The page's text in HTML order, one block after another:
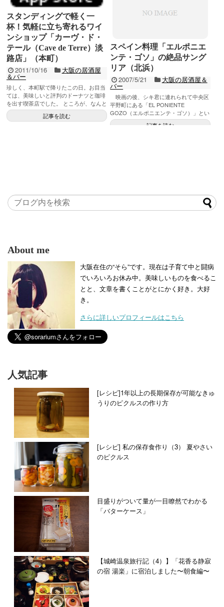
2014/2/1 大阪の居酒屋＆バ
ー
グランフロントのうめきたセラーをぶら
ぶらしていた時に、ふとワインショップ
「エノテカ」のカフェ＆バーのメニュー
に「ホットワイン」の文字を発見。もう
私ホットワイン...記事を読む
スタンディングで軽く一
杯！気軽に立ち寄れるワイ
ンショップ「カーヴ・ド・
テール（Cave de Terre）淡
路店」（本町）
2011/10/16 大阪の居酒屋
＆バー
珍しく、本町駅で降りたこの日。お目当
ては、美味しいと評判のドーナツと珈琲
を出す喫茶店でした。 ところが、なんと
その日はお休み。その場で調べたところ
によると、...
記事を読む
スペイン料理「エルポニエ
ンテ・ゴソ」の絶品サング
リア（北浜）
2007/5/21 大阪の居酒屋＆
バー
映画の後、シキ君に連れられて中央区
平野町にある「EL PONIENTE
GOZO（エルポニエンテ・ゴソ）」とい
うスペイン料理の店へ行く。地下鉄「北
記事を読む
About me
大阪在住の“そら”です。現在は子育て中と闘病
でいろいろお休み中。美味しいものを食べるこ
とと、文章を書くことがとにかく好き。大好
き。
さらに詳しいプロフィールはこちら
人気記事
[レシピ]1年以上の長期保存が可能なきゅ
うりのピクルスの作り方
[レシピ] 私の保存食作り（3） 夏やさい
のピクルス
目盛りがついて量が一目瞭然でわかる
「バターケース」
【城崎温泉旅行記（4）】「花香る静寂
の宿 湯楽」に宿泊しました〜朝食編〜